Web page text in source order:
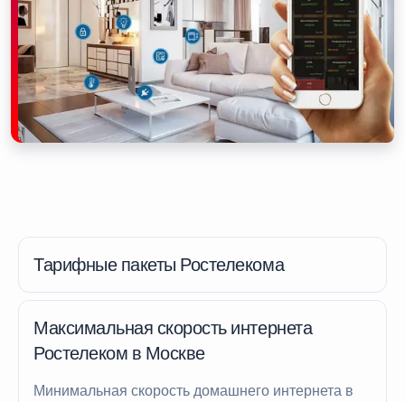
Тарифные пакеты Ростелекома
Максимальная скорость интернета
Ростелеком в Москве
Минимальная скорость домашнего интернета в